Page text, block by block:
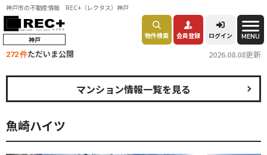
神戸市の不動産情報 REC+（レクタス）神戸
神戸 物件検索 会員登録 ログイン MENU
272 件ただいま公開 2026.08.08更新
魚崎ハイツ
マンション情報一覧を見る